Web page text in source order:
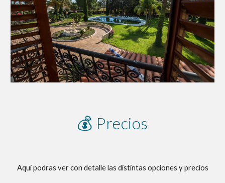
💰 Precios
Aqui podras ver con detalle las distintas opciones y precios